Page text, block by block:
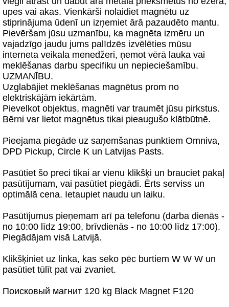
upes vai akas. Vienkārši nolaidiet magnētu uz
stiprinājuma ūdenī un izņemiet ārā pazaudēto mantu.
Pievēršam jūsu uzmanību, ka magnēta izmēru un
vajadzīgo jaudu jums palīdzēs izvēlēties mūsu
interneta veikala menedžeri, ņemot vērā lauka vai
meklēšanas darbu specifiku un nepieciešamību.
UZMANĪBU.
Uzglabājiet meklēšanas magnētus prom no
elektriskājām iekārtām.
Pievelkot objektus, magnēti var traumēt jūsu pirkstus.
Bērni var lietot magnētus tikai pieaugušo klātbūtnē.
Pieejama piegāde uz saņemšanas punktiem Omniva,
DPD Pickup, Circle K un Latvijas Pasts.
Pasūtiet šo preci tikai ar vienu klikšķi un brauciet pakaļ
pasūtījumam, vai pasūtiet piegādi. Ērts serviss un
optimālā cena. Ietaupiet naudu un laiku.
Pasūtījumus pieņemam arī pa telefonu (darba dienās -
no 10:00 līdz 19:00, brīvdienās - no 10:00 līdz 17:00).
Piegādājam visā Latvijā.
Klikšķiniet uz linka, kas seko pēc burtiem W W W un
pasūtiet tūlīt pat vai zvaniet.
Поисковый магнит 120 kg Black Magnet F120